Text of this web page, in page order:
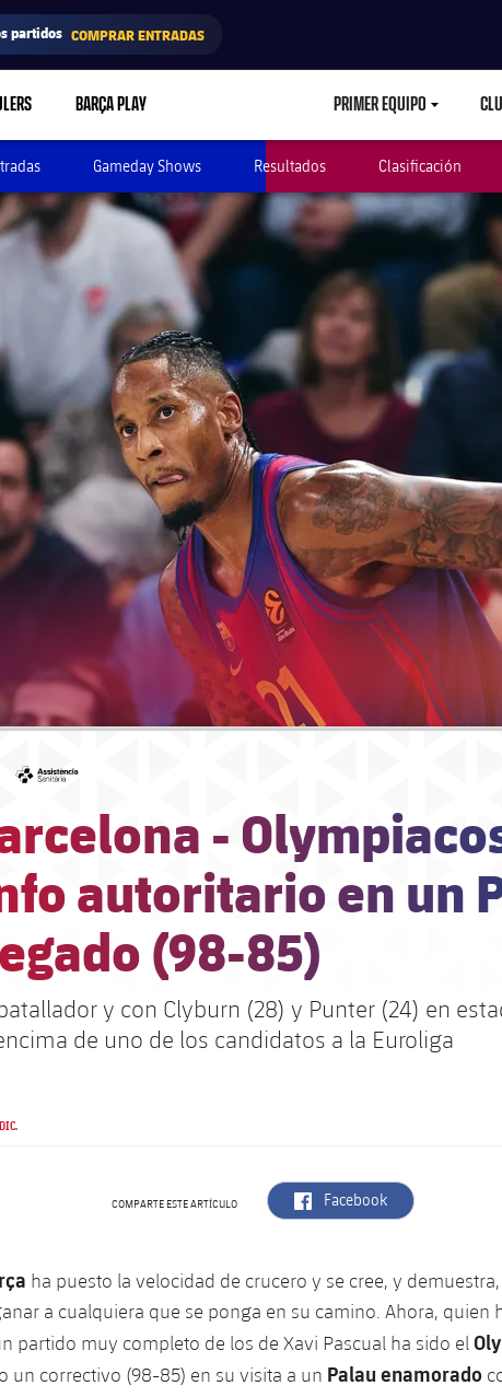
partidos COMPRAR ENTRADAS
BARÇA PLAY PRIMER EQUIPO
Gameday Shows Resultados Clasificación
-
autoritario en un
(98-85)
y con Clyburn (28) y Punter (24) en
de uno de los candidatos a la Euroliga
COMPARTE ESTE ARTÍCULO label.aria.facebook
Facebook
ha puesto la velocidad de crucero y se cree, y
a cualquiera que se ponga en su camino. Ahora, quien
partido muy completo de los de Xavi Pascual ha sido el
un correctivo (98-85) en su visita a un Palau enamorado